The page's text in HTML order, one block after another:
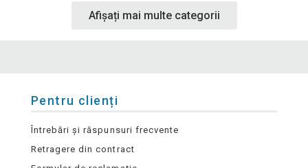
Afișați mai multe categorii
Pentru clienți
Întrebări și răspunsuri frecvente
Retragere din contract